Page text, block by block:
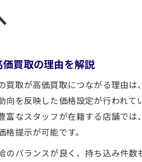
却法
び方とは
定無料の活用術
比較方法
ツ
業者比較術
ト解説
買取の理由を解説
買取が高価買取につながる理由は
向を反映した価格設定が行われて
富なスタッフが在籍する店舗では
提示が可能です。
のバランスが良く、持ち込み件